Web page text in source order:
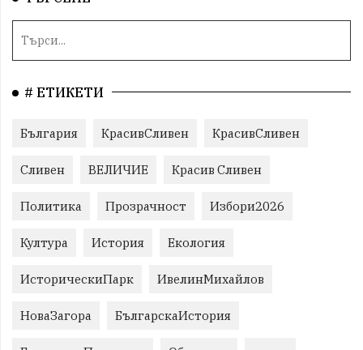
# ЕТИКЕТИ
България КрасивСливен КрасивСливен
Сливен ВЕЛИЧИЕ Красив Сливен
Политика Прозрачност Избори2026
Култура История Екология
ИсторическиПарк ИвелинМихайлов
НоваЗагора БългарскаИстория